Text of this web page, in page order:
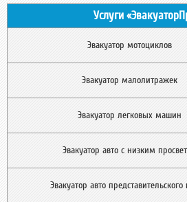
Услуги
Эвакуатор мотоциклов
Эвакуатор малолитражек
Эвакуатор легковых машин
Эвакуатор авто с низким
Эвакуатор авто представительского